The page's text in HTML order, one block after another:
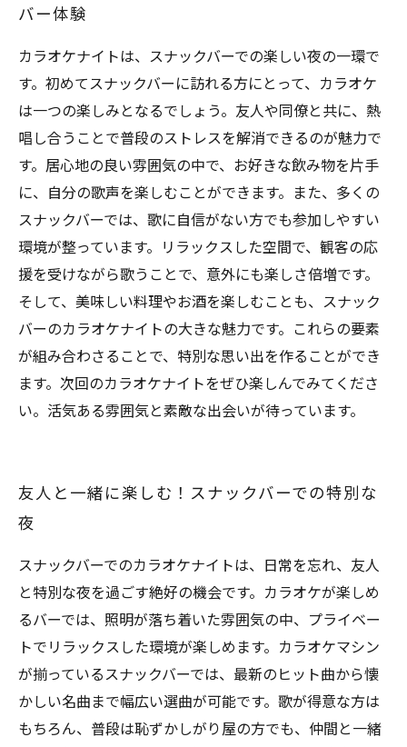
出
次回のカラオケナイトに向けた計画と楽しみ方
バー体験
カラオケナイトは、スナックバーでの楽しい夜の一環で
す。初めてスナックバーに訪れる方にとって、カラオケ
は一つの楽しみとなるでしょう。友人や同僚と共に、熱
唱し合うことで普段のストレスを解消できるのが魅力で
す。居心地の良い雰囲気の中で、お好きな飲み物を片手
に、自分の歌声を楽しむことができます。また、多くの
スナックバーでは、歌に自信がない方でも参加しやすい
環境が整っています。リラックスした空間で、観客の応
援を受けながら歌うことで、意外にも楽しさ倍増です。
そして、美味しい料理やお酒を楽しむことも、スナック
バーのカラオケナイトの大きな魅力です。これらの要素
が組み合わさることで、特別な思い出を作ることができ
ます。次回のカラオケナイトをぜひ楽しんでみてくださ
い。活気ある雰囲気と素敵な出会いが待っています。
友人と一緒に楽しむ！スナックバーでの特別な
夜
スナックバーでのカラオケナイトは、日常を忘れ、友人
と特別な夜を過ごす絶好の機会です。カラオケが楽しめ
るバーでは、照明が落ち着いた雰囲気の中、プライベー
トでリラックスした環境が楽しめます。カラオケマシン
が揃っているスナックバーでは、最新のヒット曲から懐
かしい名曲まで幅広い選曲が可能です。歌が得意な方は
もちろん、普段は恥ずかしがり屋の方でも、仲間と一緒